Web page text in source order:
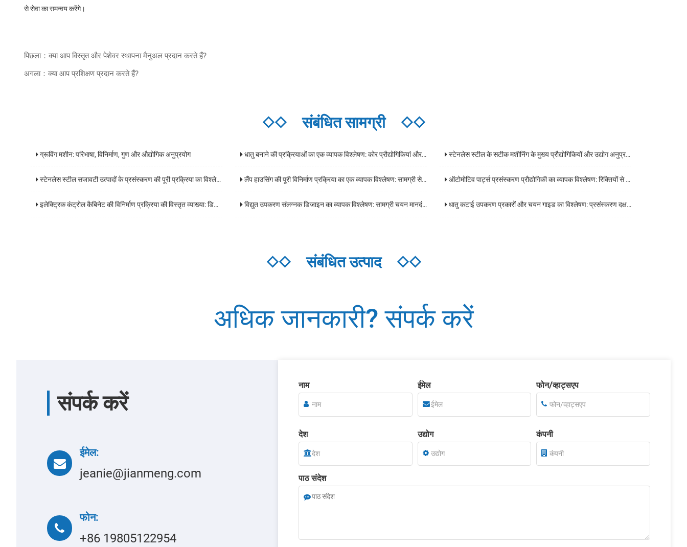
से सेवा का समन्वय करेंगे।
पिछला：क्या आप विस्तृत और पेशेवर स्थापना मैनुअल प्रदान करते हैं?
अगला：क्या आप प्रशिक्षण प्रदान करते हैं?
◇◇संबंधित सामग्री ◇◇
ग्रूविंग मशीन: परिभाषा, विनिर्माण, गुण और औद्योगिक अनुप्रयोग धातु बनाने की प्रक्रियाओं का एक व्यापक विश्लेषण: कोर प्रौद्योगिकियां और अनुप्रयोग परिदृश्य स्टेनलेस स्टील के सटीक मशीनिंग के मुख्य प्रौद्योगिकियों और उद्योग अनुप्रयोगों का एक व्यापक विश्लेषण
स्टेनलेस स्टील सजावटी उत्पादों के प्रसंस्करण की पूरी प्रक्रिया का विश्लेषण और कोर प्रौद्योगिकियों के प्रमुख बिंदुओं लैंप हाउसिंग की पूरी विनिर्माण प्रक्रिया का एक व्यापक विश्लेषण: सामग्री से तैयार उत्पादों तक मुख्य प्रौद्योगिकियां ऑटोमोटिव पार्ट्स प्रसंस्करण प्रौद्योगिकी का व्यापक विश्लेषण: रिक्तियों से तैयार उत्पादों तक मुख्य प्रौद्योगिकियां
इलेक्ट्रिक कंट्रोल कैबिनेट की विनिर्माण प्रक्रिया की विस्तृत व्याख्या: डिजाइन से डिलीवरी तक एक व्यापक गाइड विद्युत उपकरण संलग्नक डिजाइन का व्यापक विश्लेषण: सामग्री चयन मानदंड, सुरक्षा स्तर, और अनुप्रयोग परिदृश्य दिशानिर्देश धातु कटाई उपकरण प्रकारों और चयन गाइड का विश्लेषण: प्रसंस्करण दक्षता में सुधार करने की कुंजी
◇◇संबंधित उत्पाद ◇◇
अधिक जानकारी? संपर्क करें
संपर्क करें
ईमेल:
jeanie@jianmeng.com
फोन:
+86 19805122954
नाम ईमेल फोन/व्हाट्सएप
देश उद्योग कंपनी
पाठ संदेश